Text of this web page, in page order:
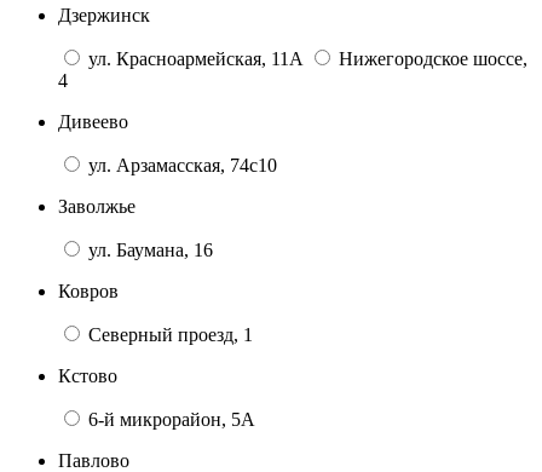
Дзержинск
ул. Красноармейская, 11А
Нижегородское шоссе,
4
Дивеево
ул. Арзамасская, 74с10
Заволжье
ул. Баумана, 16
Ковров
Северный проезд, 1
Кстово
6-й микрорайон, 5А
Павлово